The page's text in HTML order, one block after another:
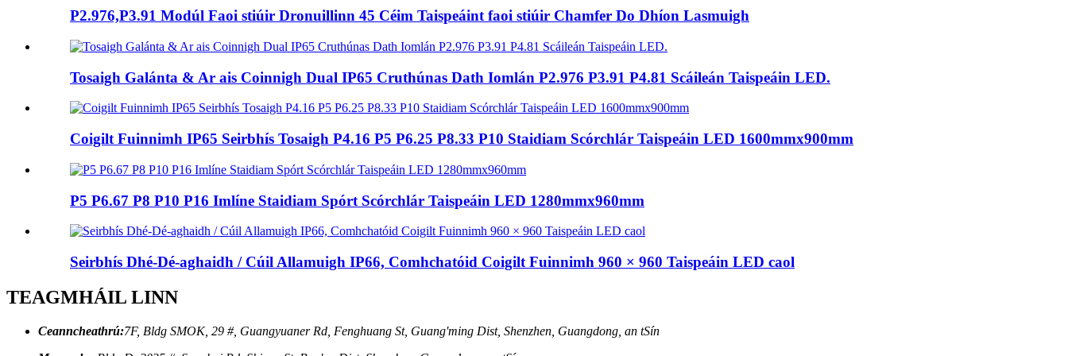
P2.976,P3.91 Modúl Faoi stiúir Dronuillinn 45 Céim Taispeáint faoi stiúir Chamfer Do Dhíon Lasmuigh
Tosaigh Galánta & Ar ais Coinnigh Dual IP65 Cruthúnas Dath Iomlán P2.976 P3.91 P4.81 Scáileán Taispeáin LED.
Coigilt Fuinnimh IP65 Seirbhís Tosaigh P4.16 P5 P6.25 P8.33 P10 Staidiam Scórchlár Taispeáin LED 1600mmx900mm
P5 P6.67 P8 P10 P16 Imlíne Staidiam Spórt Scórchlár Taispeáin LED 1280mmx960mm
Seirbhís Dhé-Dé-aghaidh / Cúil Allamuigh IP66, Comhchatóid Coigilt Fuinnimh 960 × 960 Taispeáin LED caol
TEAGMHÁIL LINN
Ceanncheathrú:7F, Bldg SMOK, 29 #, Guangyuaner Rd, Fenghuang St, Guang'ming Dist, Shenzhen, Guangdong, an tSín